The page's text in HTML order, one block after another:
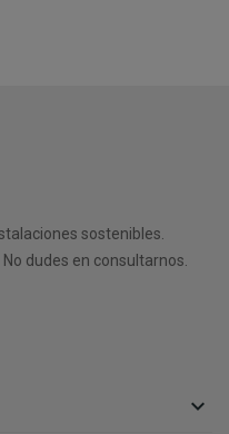
sostenibles.
dudes en consultarnos.
